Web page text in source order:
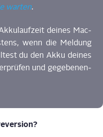
war­ten.
dei­nes Mac­
wenn die Mel­dung
du den Akku dei­nes
und gege­be­nen­